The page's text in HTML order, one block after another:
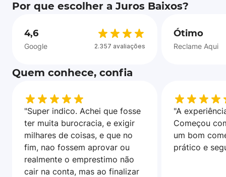
Por que escolher a Juros Baixos?
4,6
Google 2.357 avaliações
Ótimo
Reclame Aqui
Quem conhece, confia
"Super indico. Achei que fosse
ter muita burocracia, e exigir
milhares de coisas, e que no
fim, nao fossem aprovar ou
realmente o emprestimo não
cair na conta, mas ao finalizar
"A
Começou
um bom
prático e